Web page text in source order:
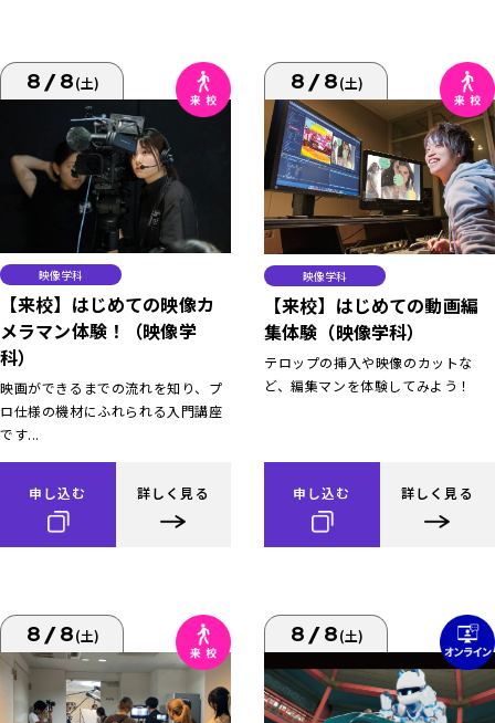
8/8(土)
映像学科
【来校】はじめての映像カ
メラマン体験！（映像学
科）
映画ができるまでの流れを知り、プ
ロ仕様の機材にふれられる入門講座
です...
申し込む 詳しく見る
8/8(土)
映像学科
【来校】はじめての動画編
集体験（映像学科）
テロップの挿入や映像のカットな
ど、編集マンを体験してみよう！
申し込む 詳しく見る
8/8(土) 8/8(土)